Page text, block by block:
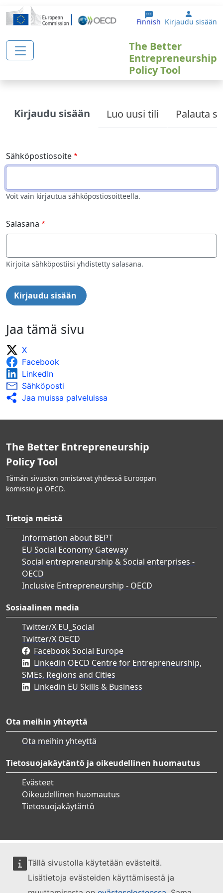
Hyppää pääsisältöön
Tällä sivustolla käytetään evästeitä.
Lisätietoja evästeiden käyttämisestä ja
Finnish User
Kirjaudu sisään
The Better
Entrepreneurship
Policy Tool
Primary tabs
Kirjaudu sisään Luo uusi tili Palauta
Sähköpostiosoite
Voit vain kirjautua sähköpostiosoitteella.
Salasana
Kirjoita sähköpostiisi yhdistetty salasana.
Jaa tämä sivu
X
Facebook
LinkedIn
Sähköposti
Jaa muissa palveluissa
The Better Entrepreneurship
Policy Tool
Tämän sivuston omistavat yhdessä Euroopan
komissio ja OECD.
Tietoja meistä
Information about BEPT
EU Social Economy Gateway
Social entrepreneurship & Social enterprises -
OECD
Inclusive Entrepreneurship - OECD
Sosiaalinen media
Twitter/X EU_Social
Twitter/X OECD
Facebook Social Europe
Linkedin OECD Centre for Entrepreneurship,
SMEs, Regions and Cities
Linkedin EU Skills & Business
Ota meihin yhteyttä
Ota meihin yhteyttä
Tietosuojakäytäntö ja oikeudellinen huomautus
Evästeet
Oikeudellinen huomautus
Tietosuojakäytäntö